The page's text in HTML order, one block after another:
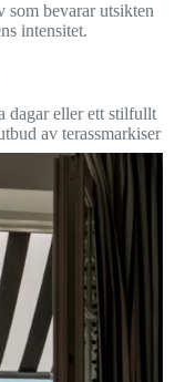
som bevarar utsikten
intensitet.
dagar eller ett stilfullt
av terassmarkiser